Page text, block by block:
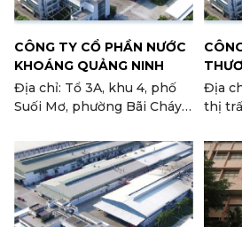
CÔNG TY CỔ PHẦN NƯỚC
KHOÁNG QUẢNG NINH
Địa chỉ: Tổ 3A, khu 4, phố
Suối Mơ, phường Bãi Cháy,
Ninh
SẢN
Địa
thị